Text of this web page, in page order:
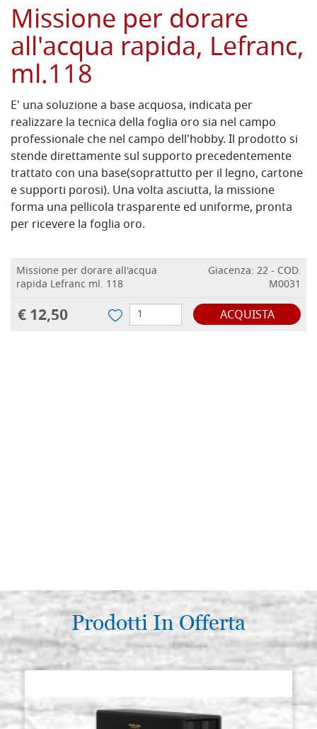
Missione per dorare
all'acqua rapida, Lefranc,
ml.118
E' una soluzione a base acquosa, indicata per
realizzare la tecnica della foglia oro sia nel campo
professionale che nel campo dell'hobby. Il prodotto si
stende direttamente sul supporto precedentemente
trattato con una base(soprattutto per il legno, cartone
e supporti porosi). Una volta asciutta, la missione
forma una pellicola trasparente ed uniforme, pronta
per ricevere la foglia oro.
Missione per dorare all'acqua
rapida Lefranc ml. 118
Giacenza: 22 - COD.
M0031
€ 12,50 ACQUISTA
Prodotti In Offerta